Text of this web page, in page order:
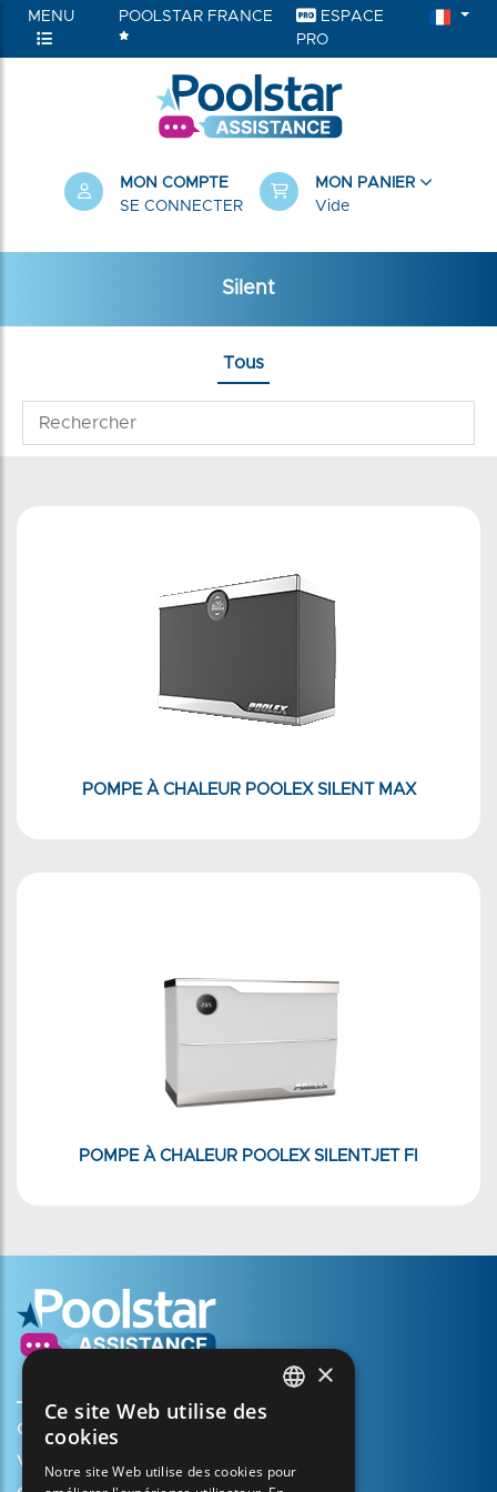
MENU POOLSTAR FRANCE
ESPACE
PRO
MON COMPTE
SE CONNECTER
MON PANIER
Vide
Silent
Tous
POMPE À CHALEUR POOLEX SILENT MAX
POMPE À CHALEUR POOLEX SILENTJET FI
Créer mon compte
Votre panier
FRENCH
×
Ce site Web utilise des
cookies
Notre site Web utilise des cookies pour